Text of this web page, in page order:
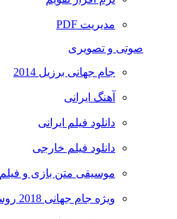
مدیریت PDF
صوتی و تصویری
جام جهانی برزیل 2014
آهنگ ایرانی
دانلود فیلم ایرانی
دانلود فیلم خارجی
موسیقی متن بازی و فیلم
ویژه جام جهانی 2018 روسیه